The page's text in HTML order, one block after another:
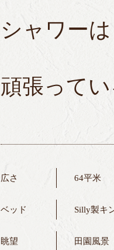
シャワー
頑張って
広さ 64平米
ベッド Silly製キ
眺望 田園風景